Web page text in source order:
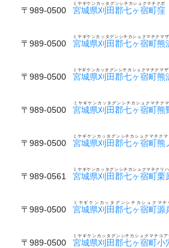
〒989-0500 宮城県刈田郡七ヶ宿町窪
ミヤギケンカッタグンシチカシュクマチクボ
〒989-0500 宮城県刈田郡七ヶ宿町熊
ミヤギケンカッタグンシチカシュクマチクマザ
〒989-0500 宮城県刈田郡七ヶ宿町熊
ミヤギケンカッタグンシチカシュクマチクマザ
〒989-0500 宮城県刈田郡七ヶ宿町熊
ミヤギケンカッタグンシチカシュクマチクマ
〒989-0500 宮城県刈田郡七ヶ宿町熊
ミヤギケンカッタグンシチカシュクマチクマ
〒989-0561 宮城県刈田郡七ヶ宿町栗
ミヤギケンカッタグンシチカシュクマチクリハ
〒989-0500 宮城県刈田郡七ヶ宿町源
ミヤギケンカッタグンシチカシュクマチ
〒989-0500 宮城県刈田郡七ヶ宿町小
ミヤギケンカッタグンシチカシュクマチコア